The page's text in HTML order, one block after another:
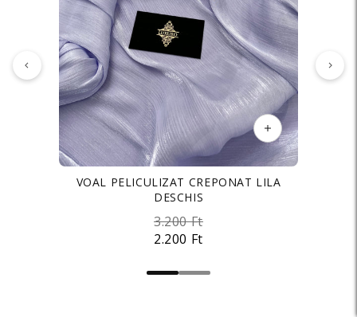
VOAL PELICULIZAT CREPONAT LILA
DESCHIS
2.200 Ft
3.200 Ft
SATIN ELASTIC MATASOS PREMIUM LILA
2.000 Ft
2.200 Ft